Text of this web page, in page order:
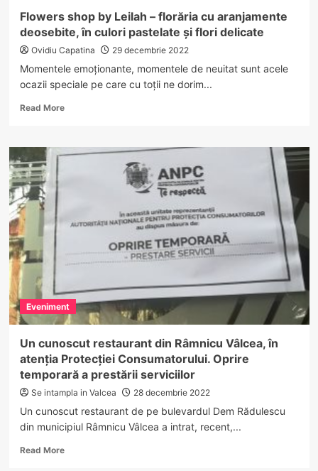
Flowers shop by Leilah – florăria cu aranjamente
deosebite, în culori pastelate și flori delicate
Ovidiu Capatina 29 decembrie 2022
Momentele emoționante, momentele de neuitat sunt acele
ocazii speciale pe care cu toții ne dorim...
Read MoreRead
Flowers
shop
cu
aranjamente
în
pastelate
și
flori
Eveniment
Un cunoscut restaurant din Râmnicu Vâlcea, în
atenția Protecției Consumatorului. Oprire
temporară a prestării serviciilor
Se intampla in Valcea 28 decembrie 2022
Un cunoscut restaurant de pe bulevardul Dem Rădulescu
din municipiul Râmnicu Vâlcea a intrat, recent,...
Read MoreRead